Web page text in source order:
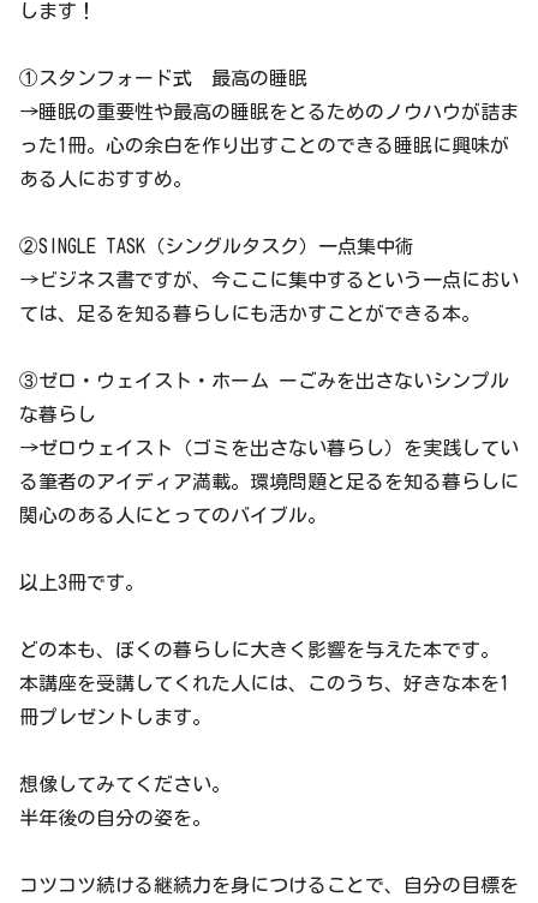
します！
①スタンフォード式 最高の睡眠
→睡眠の重要性や最高の睡眠をとるためのノウハウが詰ま
った1冊。心の余白を作り出すことのできる睡眠に興味が
ある人におすすめ。
②SINGLE TASK（シングルタスク）一点集中術
→ビジネス書ですが、今ここに集中するという一点におい
ては、足るを知る暮らしにも活かすことができる本。
③ゼロ・ウェイスト・ホーム ーごみを出さないシンプル
な暮らし
→ゼロウェイスト（ゴミを出さない暮らし）を実践してい
る筆者のアイディア満載。環境問題と足るを知る暮らしに
関心のある人にとってのバイブル。
以上3冊です。
どの本も、ぼくの暮らしに大きく影響を与えた本です。
本講座を受講してくれた人には、このうち、好きな本を1
冊プレゼントします。
想像してみてください。
半年後の自分の姿を。
コツコツ続ける継続力を身につけることで、自分の目標を